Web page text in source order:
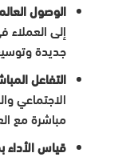
الوصول
إلى العملاء
جديدة
التفاعل
الاجتماعي
مباشرة مع
قياس الأداء